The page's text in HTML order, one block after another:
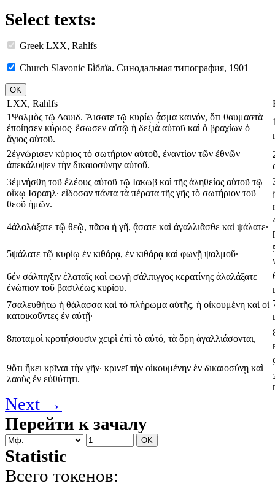
Select texts:
Greek LXX, Rahlfs
Church Slavonic Бі́блїа. Синодальная типография, 1901
LXX, Rahlfs
1Ψαλμὸς τῷ Δαυιδ. Ἄισατε τῷ κυρίῳ ᾆσμα καινόν, ὅτι θαυμαστὰ
ἐποίησεν κύριος· ἔσωσεν αὐτῷ ἡ δεξιὰ αὐτοῦ καὶ ὁ βραχίων ὁ
ἅγιος αὐτοῦ.
2ἐγνώρισεν κύριος τὸ σωτήριον αὐτοῦ, ἐναντίον τῶν ἐθνῶν
ἀπεκάλυψεν τὴν δικαιοσύνην αὐτοῦ.
3ἐμνήσθη τοῦ ἐλέους αὐτοῦ τῷ Ιακωβ καὶ τῆς ἀληθείας αὐτοῦ τῷ
οἴκῳ Ισραηλ· εἴδοσαν πάντα τὰ πέρατα τῆς γῆς τὸ σωτήριον τοῦ
θεοῦ ἡμῶν.
4ἀλαλάξατε τῷ θεῷ, πᾶσα ἡ γῆ, ᾄσατε καὶ ἀγαλλιᾶσθε καὶ ψάλατε·
5ψάλατε τῷ κυρίῳ ἐν κιθάρᾳ, ἐν κιθάρᾳ καὶ φωνῇ ψαλμοῦ·
6ἐν σάλπιγξιν ἐλαταῖς καὶ φωνῇ σάλπιγγος κερατίνης ἀλαλάξατε
ἐνώπιον τοῦ βασιλέως κυρίου.
7σαλευθήτω ἡ θάλασσα καὶ τὸ πλήρωμα αὐτῆς, ἡ οἰκουμένη καὶ οἱ
κατοικοῦντες ἐν αὐτῇ·
8ποταμοὶ κροτήσουσιν χειρὶ ἐπὶ τὸ αὐτό, τὰ ὄρη ἀγαλλιάσονται,
9ὅτι ἥκει κρῖναι τὴν γῆν· κρινεῖ τὴν οἰκουμένην ἐν δικαιοσύνῃ καὶ
λαοὺς ἐν εὐθύτητι.
Next →
Перейти к зачалу
Statistic
Всего токенов: